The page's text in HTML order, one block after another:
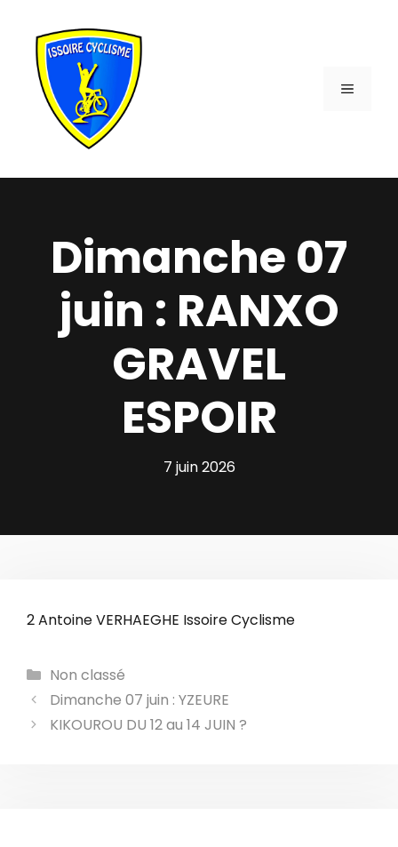
contenu
MENU
Dimanche 07
juin : RANXO
GRAVEL
ESPOIR
7 juin 2026
2 Antoine VERHAEGHE Issoire Cyclisme
Catégories
Non classé
Dimanche 07 juin : YZEURE
KIKOUROU DU 12 au 14 JUIN ?